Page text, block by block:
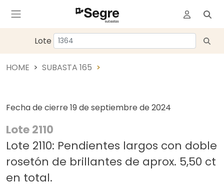
Lote
HOME SUBASTA 165
Fecha de cierre 19 de septiembre de 2024
Lote 2110
Lote 2110: Pendientes largos con doble
rosetón de brillantes de aprox. 5,50 ct
en total.